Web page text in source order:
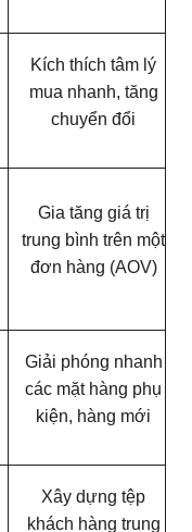
Kích thích tâm lý
mua nhanh, tăng
chuyển đổi
Gia tăng giá trị
trung bình trên một
đơn hàng (AOV)
Giải phóng nhanh
các mặt hàng phụ
kiện, hàng mới
Xây dựng tệp
khách hàng trung